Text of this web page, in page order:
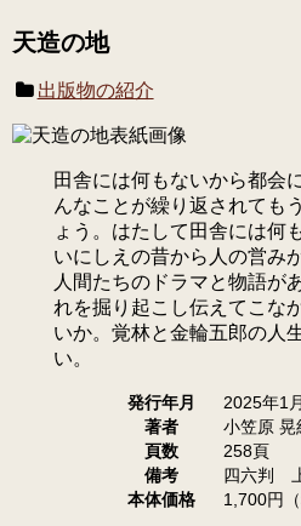
天造の地
出版物の紹介
田舎には何もないから都
んなことが繰り返されても
ょう。はたして田舎には
いにしえの昔から人の営み
人間たちのドラマと物語が
れを掘り起こし伝えてこな
いか。覚林と金輪五郎の人
い。
発行年月
2025年1月
著者
小笠原 晃
頁数
258頁
備考
四六判
本体価格
1,700円（